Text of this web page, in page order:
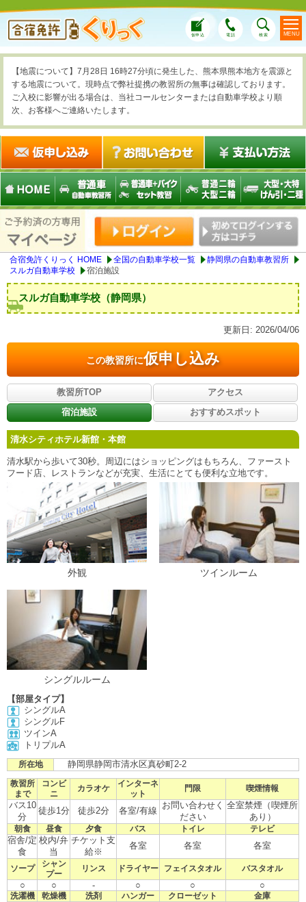
仮申込 電話 検索
【地震について】7月28日 16時27分頃に発生した、熊本県熊本地方を震源と
する地震について。現時点で弊社提携の教習所の無事は確認しております。
ご入校に影響が出る場合は、当社コールセンターまたは自動車学校より順
次、お客様へご連絡いたします。
MENU
合宿免許くりっく HOME 全国の自動車学校一覧
静岡県の自動車教習所
スルガ自動車学校
宿泊施設
スルガ自動車学校（静岡県）
更新日: 2026/04/06
この教習所に仮申し込み
教習所TOP
アクセス
宿泊施設
おすすめスポット
清水シティホテル新館・本館
清水駅から歩いて30秒。周辺にはショッピングはもちろん、ファースト
フード店、レストランなどが充実、生活にとても便利な立地です。
外観 ツインルーム
シングルルーム
【部屋タイプ】
シングルA
シングルF
ツインA
トリプルA
所在地 静岡県静岡市清水区真砂町2-2
教習所
まで
コンビ
ニ
カラオケ
インターネ
ット
門限 喫煙情報
バス10
分
徒歩1分 徒歩2分 各室/有線
お問い合わせく
ださい
全室禁煙（喫煙所
あり）
朝食 昼食 夕食 バス トイレ テレビ
宿舎/定
食
校内/弁
当
チケット支
給※
各室 各室 各室
ソープ
シャン
プー
リンス ドライヤー フェイスタオル バスタオル
○ ○ - ○ ○ ○
洗濯機 乾燥機 洗剤 ハンガー クローゼット 金庫